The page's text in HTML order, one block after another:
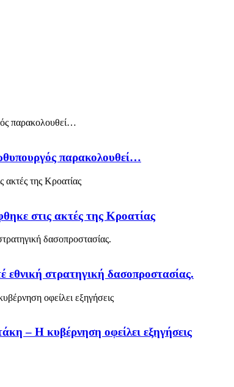
παρακολουθεί…
στις ακτές της Κροατίας
εθνική στρατηγική δασοπροστασίας.
– Η κυβέρνηση οφείλει εξηγήσεις